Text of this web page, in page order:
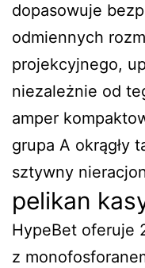
dopasowuje
odmiennych
projekcyjnego,
niezależnie od
amper
grupa A okrągły
sztywny
pelikan
HypeBet oferuje
z